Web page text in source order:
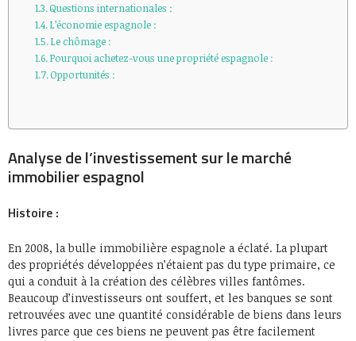
Questions internationales :
L’économie espagnole :
Le chômage :
Pourquoi achetez-vous une propriété espagnole :
Opportunités :
Analyse de l’investissement sur le marché
immobilier espagnol
Histoire :
En 2008, la bulle immobilière espagnole a éclaté. La plupart
des propriétés développées n’étaient pas du type primaire, ce
qui a conduit à la création des célèbres villes fantômes.
Beaucoup d’investisseurs ont souffert, et les banques se sont
retrouvées avec une quantité considérable de biens dans leurs
livres parce que ces biens ne peuvent pas être facilement